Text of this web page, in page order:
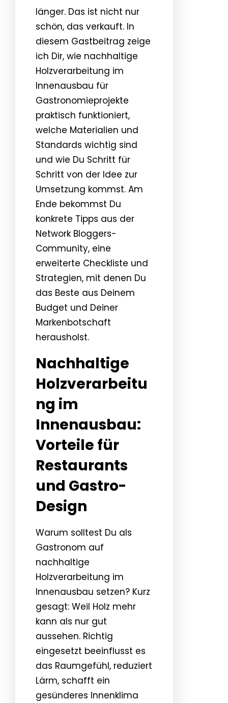
länger. Das ist nicht nur
schön, das verkauft. In
diesem Gastbeitrag zeige
ich Dir, wie nachhaltige
Holzverarbeitung im
Innenausbau für
Gastronomieprojekte
praktisch funktioniert,
welche Materialien und
Standards wichtig sind
und wie Du Schritt für
Schritt von der Idee zur
Umsetzung kommst. Am
Ende bekommst Du
konkrete Tipps aus der
Network Bloggers-
Community, eine
erweiterte Checkliste und
Strategien, mit denen Du
das Beste aus Deinem
Budget und Deiner
Markenbotschaft
herausholst.
Nachhaltige
Holzverarbeitu
ng im
Innenausbau:
Vorteile für
Restaurants
und Gastro-
Design
Warum solltest Du als
Gastronom auf
nachhaltige
Holzverarbeitung im
Innenausbau setzen? Kurz
gesagt: Weil Holz mehr
kann als nur gut
aussehen. Richtig
eingesetzt beeinflusst es
das Raumgefühl, reduziert
Lärm, schafft ein
gesünderes Innenklima